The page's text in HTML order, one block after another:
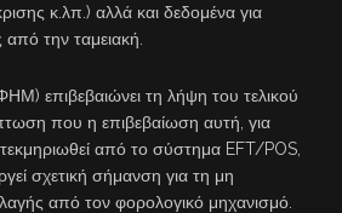
κ.λπ.) αλλά και δεδομένα για
την ταμειακή.
επιβεβαιώνει τη λήψη του τελικού
που η επιβεβαίωση αυτή, για
από το σύστημα EFT/POS,
σχετική σήμανση για τη μη
από τον φορολογικό μηχανισμό.